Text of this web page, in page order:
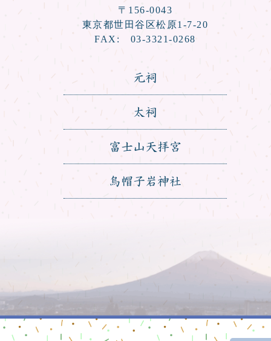
〒156-0043
東京都世田谷区松原1-7-20
FAX: 03-3321-0268
元祠
太祠
富士山天拝宮
烏帽子岩神社